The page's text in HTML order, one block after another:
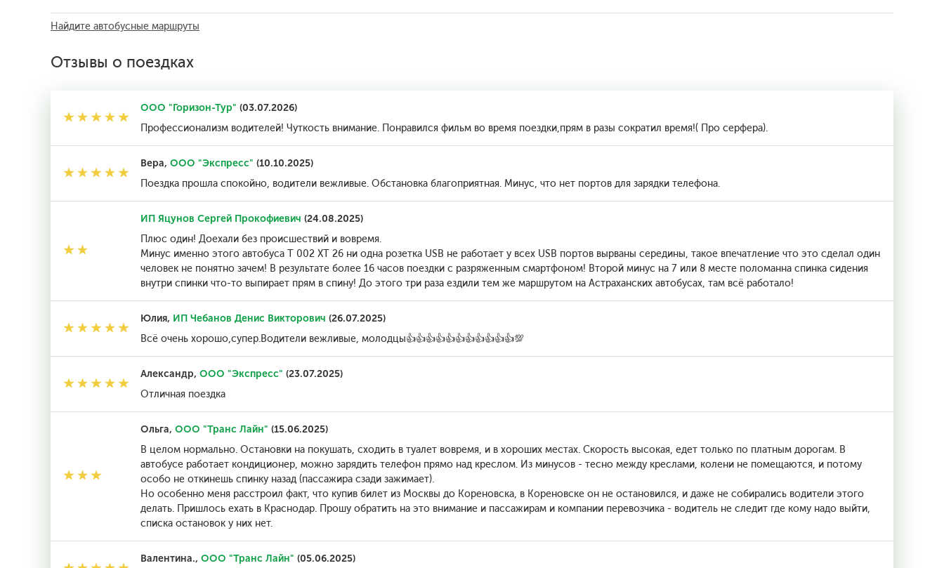
Найдите автобусные маршруты
Отзывы о поездках
ООО "Горизон-Тур" (03.07.2026)
Профессионализм водителей! Чуткость внимание. Понравился фильм во время поездки,прям в разы сократил время!( Про серфера).
Вера, ООО "Экспресс" (10.10.2025)
Поездка прошла спокойно, водители вежливые. Обстановка благоприятная. Минус, что нет портов для зарядки телефона.
ИП Яцунов Сергей Прокофиевич (24.08.2025)
Плюс один! Доехали без происшествий и вовремя.
Минус именно этого автобуса Т 002 ХТ 26 ни одна розетка USB не работает у всех USB портов вырваны середины, такое впечатление что это сделал один
человек не понятно зачем! В результате более 16 часов поездки с разряженным смартфоном! Второй минус на 7 или 8 месте поломанна спинка сидения
внутри спинки что-то выпирает прям в спину! До этого три раза ездили тем же маршрутом на Астраханских автобусах, там всё работало!
Юлия, ИП Чебанов Денис Викторович (26.07.2025)
Всё очень хорошо,супер.Водители вежливые, молодцы👍👍👍👍👍👍👍👍👍👍👍💯
Александр, ООО "Экспресс" (23.07.2025)
Отличная поездка
Ольга, ООО "Транс Лайн" (15.06.2025)
В целом нормально. Остановки на покушать, сходить в туалет вовремя, и в хороших местах. Скорость высокая, едет только по платным дорогам. В
автобусе работает кондиционер, можно зарядить телефон прямо над креслом. Из минусов - тесно между креслами, колени не помещаются, и потому
особо не откинешь спинку назад (пассажира сзади зажимает).
Но особенно меня расстроил факт, что купив билет из Москвы до Кореновска, в Кореновске он не остановился, и даже не собирались водители этого
делать. Пришлось ехать в Краснодар. Прошу обратить на это внимание и пассажирам и компании перевозчика - водитель не следит где кому надо выйти,
списка остановок у них нет.
Валентина., ООО "Транс Лайн" (05.06.2025)